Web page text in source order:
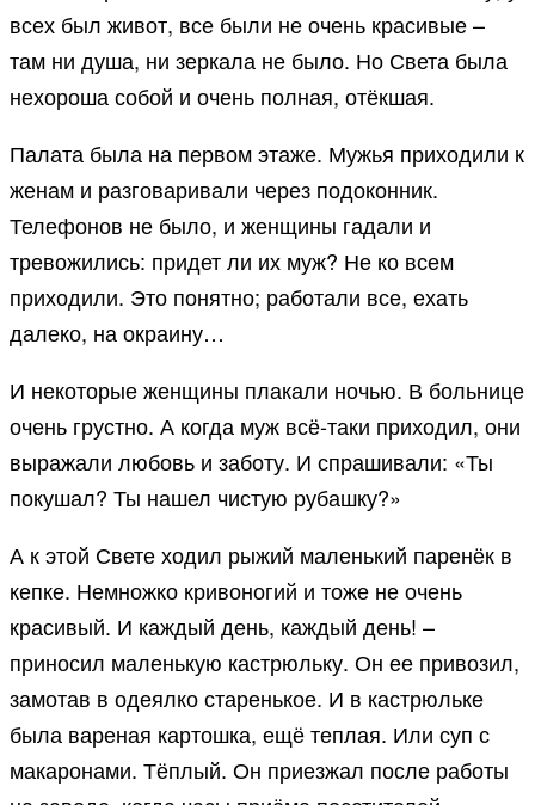
всех был живот, все были не очень красивые –
там ни душа, ни зеркала не было. Но Света была
нехороша собой и очень полная, отёкшая.
Палата была на первом этаже. Мужья приходили к
женам и разговаривали через подоконник.
Телефонов не было, и женщины гадали и
тревожились: придет ли их муж? Не ко всем
приходили. Это понятно; работали все, ехать
далеко, на окраину…
И некоторые женщины плакали ночью. В больнице
очень грустно. А когда муж всё-таки приходил, они
выражали любовь и заботу. И спрашивали: «Ты
покушал? Ты нашел чистую рубашку?»
А к этой Свете ходил рыжий маленький паренёк в
кепке. Немножко кривоногий и тоже не очень
красивый. И каждый день, каждый день! –
приносил маленькую кастрюльку. Он ее привозил,
замотав в одеялко старенькое. И в кастрюльке
была вареная картошка, ещё теплая. Или суп с
макаронами. Тёплый. Он приезжал после работы